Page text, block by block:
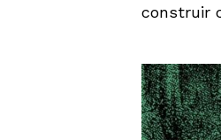
construir